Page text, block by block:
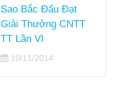
SBD tham gia Hitachi
Information Forum
11/09/2014